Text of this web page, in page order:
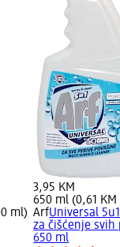
ml)
3,95 KM
650 ml (0,61 KM
ArfUniversal
za čišćenje svih
650 ml